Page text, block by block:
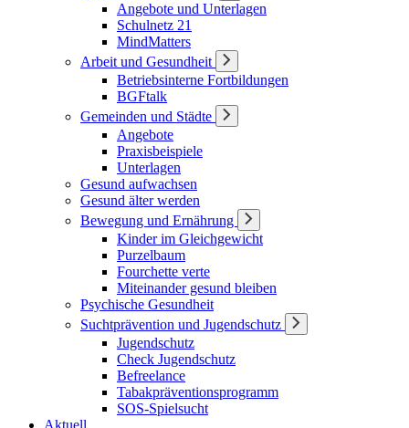
Angebote und Unterlagen
Schulnetz 21
MindMatters
Arbeit und Gesundheit
Betriebsinterne Fortbildungen
BGFtalk
Gemeinden und Städte
Angebote
Praxisbeispiele
Unterlagen
Gesund aufwachsen
Gesund älter werden
Bewegung und Ernährung
Kinder im Gleichgewicht
Purzelbaum
Fourchette verte
Miteinander gesund bleiben
Psychische Gesundheit
Suchtprävention und Jugendschutz
Jugendschutz
Check Jugendschutz
Befreelance
Tabakpräventionsprogramm
SOS-Spielsucht
Aktuell